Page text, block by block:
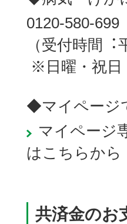
0120-580-699
（受付時間
※日曜・祝日
◆マイページ
マイページ
はこちらから
共済金のお